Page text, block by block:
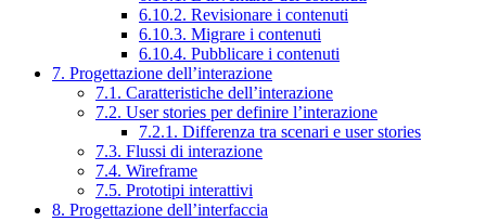
6.10.2. Revisionare i contenuti
6.10.3. Migrare i contenuti
6.10.4. Pubblicare i contenuti
7. Progettazione dell’interazione
7.1. Caratteristiche dell’interazione
7.2. User stories per definire l’interazione
7.2.1. Differenza tra scenari e user stories
7.3. Flussi di interazione
7.4. Wireframe
7.5. Prototipi interattivi
8. Progettazione dell’interfaccia